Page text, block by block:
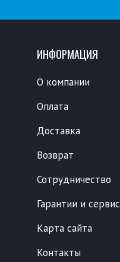
ИНФОРМАЦИЯ
О компании
Оплата
Доставка
Возврат
Сотрудничество
Гарантии и сервис
Карта сайта
Контакты